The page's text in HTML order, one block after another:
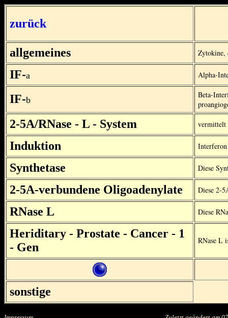
zurück
allgemeines Zytokine,
IF-a Alpha-
IF-b
Beta-
2-5A/RNase - L - System vermittelt
Induktion
Synthetase Diese
2-5A-verbundene Oligoadenylate Diese 2-
RNase L Diese
Heriditary - Prostate - Cancer - 1
- Gen
RNase L
sonstige